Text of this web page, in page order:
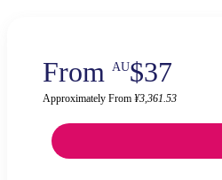
From AU$37
Approximately From ¥3,361.53